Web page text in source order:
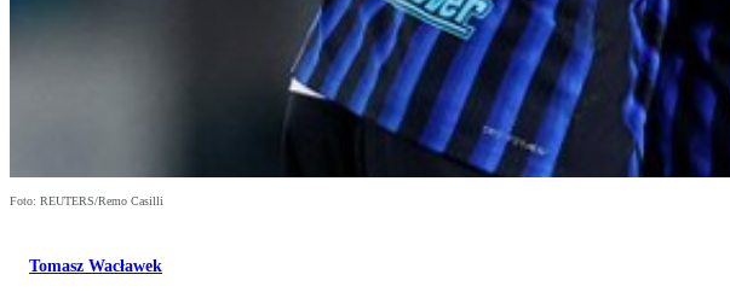
Foto: REUTERS/Remo Casilli
Tomasz Wacławek